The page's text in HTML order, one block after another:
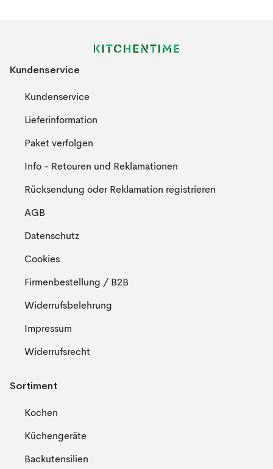
Kundenservice
Kundenservice
Lieferinformation
Paket verfolgen
Info - Retouren und Reklamationen
Rücksendung oder Reklamation registrieren
AGB
Datenschutz
Cookies
Firmenbestellung / B2B
Widerrufsbelehrung
Impressum
Widerrufsrecht
Sortiment
Kochen
Küchengeräte
Backutensilien